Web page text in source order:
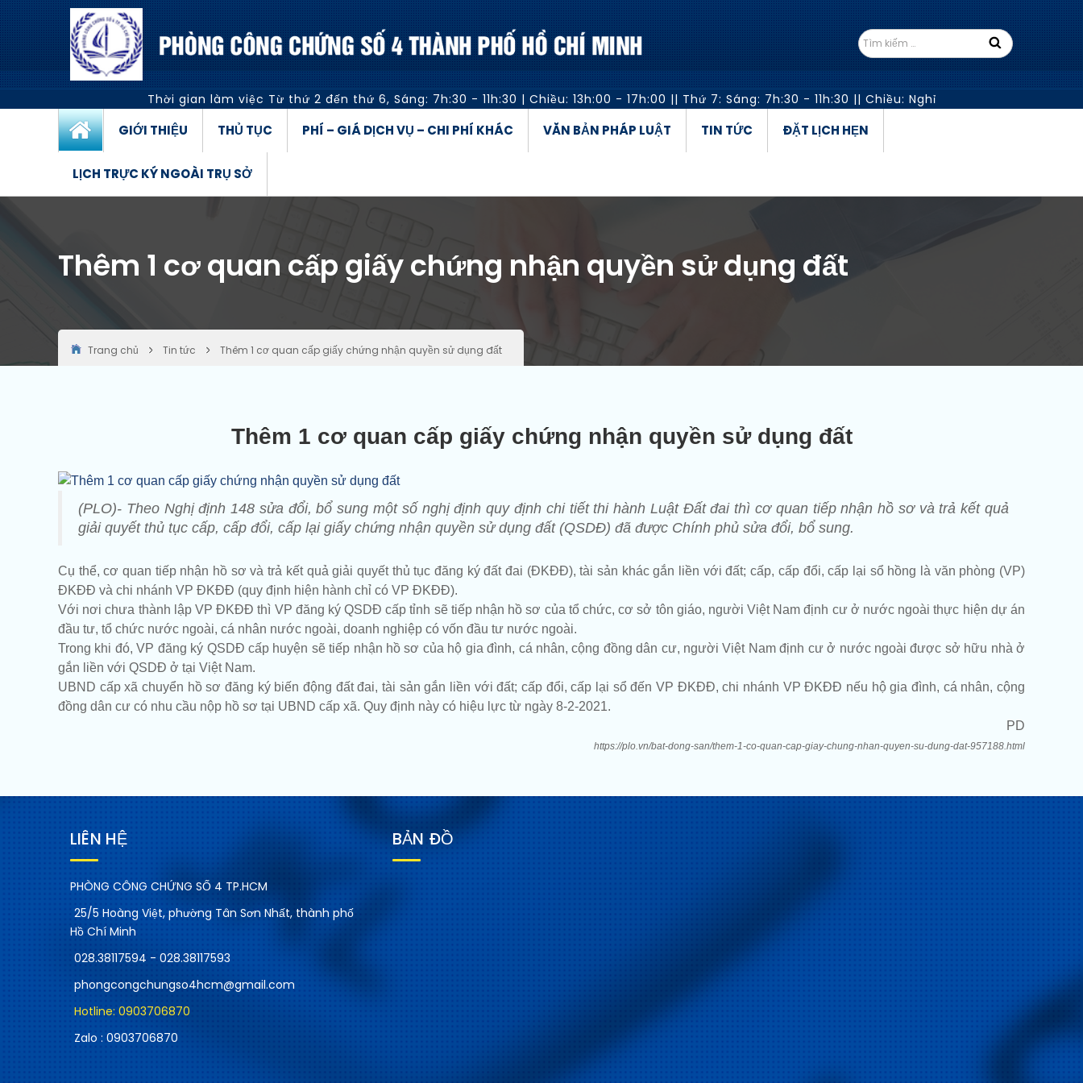
Thời gian làm việc Từ thứ 2 đến thứ 6, Sáng: 7h:30 - 11h:30 | Chiều: 13h:00 - 17h:00 || Thứ 7: Sáng: 7h:30 - 11h:30 || Chiều: Nghỉ
GIỚI THIỆU THỦ TỤC PHÍ – GIÁ DỊCH VỤ – CHI PHÍ KHÁC VĂN BẢN PHÁP LUẬT TIN TỨC ĐẶT LỊCH HẸN
LỊCH TRỰC KÝ NGOÀI TRỤ SỞ
Thêm 1 cơ quan cấp giấy chứng nhận quyền sử dụng đất
Trang chủ Tin tức Thêm 1 cơ quan cấp giấy chứng nhận quyền sử dụng đất
Thêm 1 cơ quan cấp giấy chứng nhận quyền sử dụng đất
(PLO)- Theo Nghị định 148 sửa đổi, bổ sung một số nghị định quy định chi tiết thi hành Luật Đất đai thì cơ quan tiếp nhận hồ sơ và trả kết quả
giải quyết thủ tục cấp, cấp đổi, cấp lại giấy chứng nhận quyền sử dụng đất (QSDĐ) đã được Chính phủ sửa đổi, bổ sung.
Cụ thể, cơ quan tiếp nhận hồ sơ và trả kết quả giải quyết thủ tục đăng ký đất đai (ĐKĐĐ), tài sản khác gắn liền với đất; cấp, cấp đổi, cấp lại sổ hồng là văn phòng (VP)
ĐKĐĐ và chi nhánh VP ĐKĐĐ (quy định hiện hành chỉ có VP ĐKĐĐ).
Với nơi chưa thành lập VP ĐKĐĐ thì VP đăng ký QSDĐ cấp tỉnh sẽ tiếp nhận hồ sơ của tổ chức, cơ sở tôn giáo, người Việt Nam định cư ở nước ngoài thực hiện dự án
đầu tư, tổ chức nước ngoài, cá nhân nước ngoài, doanh nghiệp có vốn đầu tư nước ngoài.
Trong khi đó, VP đăng ký QSDĐ cấp huyện sẽ tiếp nhận hồ sơ của hộ gia đình, cá nhân, cộng đồng dân cư, người Việt Nam định cư ở nước ngoài được sở hữu nhà ở
gắn liền với QSDĐ ở tại Việt Nam.
UBND cấp xã chuyển hồ sơ đăng ký biến động đất đai, tài sản gắn liền với đất; cấp đổi, cấp lại sổ đến VP ĐKĐĐ, chi nhánh VP ĐKĐĐ nếu hộ gia đình, cá nhân, cộng
đồng dân cư có nhu cầu nộp hồ sơ tại UBND cấp xã. Quy định này có hiệu lực từ ngày 8-2-2021.
PD
https://plo.vn/bat-dong-san/them-1-co-quan-cap-giay-chung-nhan-quyen-su-dung-dat-957188.html
LIÊN HỆ
PHÒNG CÔNG CHỨNG SỐ 4 TP.HCM
25/5 Hoàng Việt, phường Tân Sơn Nhất, thành phố
Hồ Chí Minh
028.38117594 - 028.38117593
phongcongchungso4hcm@gmail.com
Hotline: 0903706870
Zalo : 0903706870
BẢN ĐỒ